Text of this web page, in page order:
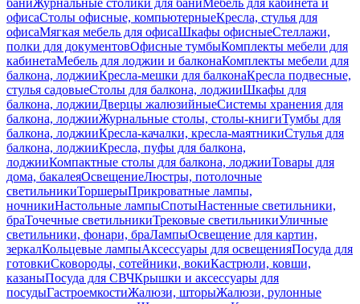
баниЖурнальные столики для баниМебель для кабинета и
офисаСтолы офисные, компьютерныеКресла, стулья для
офисаМягкая мебель для офисаШкафы офисныеСтеллажи,
полки для документовОфисные тумбыКомплекты мебели для
кабинетаМебель для лоджии и балконаКомплекты мебели для
балкона, лоджииКресла-мешки для балконаКресла подвесные,
стулья садовыеСтолы для балкона, лоджииШкафы для
балкона, лоджииДверцы жалюзийныеСистемы хранения для
балкона, лоджииЖурнальные столы, столы-книгиТумбы для
балкона, лоджииКресла-качалки, кресла-маятникиСтулья для
балкона, лоджииКресла, пуфы для балкона,
лоджииКомпактные столы для балкона, лоджииТовары для
дома, бакалеяОсвещениеЛюстры, потолочные
светильникиТоршерыПрикроватные лампы,
ночникиНастольные лампыСпотыНастенные светильники,
браТочечные светильникиТрековые светильникиУличные
светильники, фонари, браЛампыОсвещение для картин,
зеркалКольцевые лампыАксессуары для освещенияПосуда для
готовкиСковороды, сотейники, вокиКастрюли, ковши,
казаныПосуда для СВЧКрышки и аксессуары для
посудыГастроемкостиЖалюзи, шторыЖалюзи, рулонные